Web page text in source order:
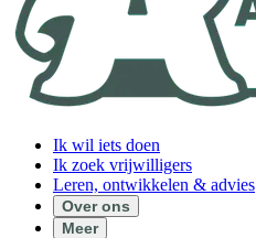
Ik wil iets doen
Ik zoek vrijwilligers
Leren, ontwikkelen & advies
Over ons
Meer